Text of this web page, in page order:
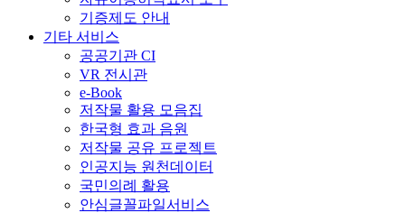
기증제도 안내
기타 서비스
공공기관 CI
VR 전시관
e-Book
저작물 활용 모음집
한국형 효과 음원
저작물 공유 프로젝트
인공지능 원천데이터
국민의례 활용
안심글꼴파일서비스